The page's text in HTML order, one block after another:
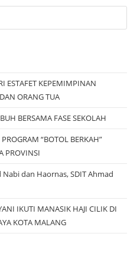
ESTAFET KEPEMIMPINAN
ORANG TUA
BERSAMA FASE SEKOLAH
“BOTOL BERKAH”
PROVINSI
Nabi dan Haornas, SDIT Ahmad
IKUTI MANASIK HAJI CILIK DI
KOTA MALANG